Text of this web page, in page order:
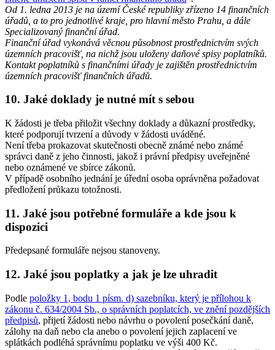
Od 1. ledna 2013 je na území České republiky zřízeno 14 finančních
úřadů, a to pro jednotlivé kraje, pro hlavní město Prahu, a dále
Specializovaný finanční úřad.
Finanční úřad vykonává věcnou působnost prostřednictvím svých
územních pracovišť, na nichž jsou uloženy daňové spisy poplatníků.
Kontakt poplatníků s finančními úřady je zajištěn prostřednictvím
územních pracovišť finančních úřadů.
10. Jaké doklady je nutné mít s sebou
K žádosti je třeba přiložit všechny doklady a důkazní prostředky,
které podporují tvrzení a důvody v žádosti uváděné.
Není třeba prokazovat skutečnosti obecně známé nebo známé
správci daně z jeho činnosti, jakož i právní předpisy uveřejněné
nebo oznámené ve sbírce zákonů.
V případě osobního jednání je úřední osoba oprávněna požadovat
předložení průkazu totožnosti.
11. Jaké jsou potřebné formuláře a kde jsou k
dispozici
Předepsané formuláře nejsou stanoveny.
12. Jaké jsou poplatky a jak je lze uhradit
Podle položky 1, bodu 1 písm. d) sazebníku, který je přílohou k
zákonu č. 634/2004 Sb., o správních poplatcích, ve znění pozdějších
předpisů, přijetí žádosti nebo návrhu o povolení posečkání daně,
zálohy na daň nebo cla anebo o povolení jejich zaplacení ve
splátkách podléhá správnímu poplatku ve výši 400 Kč.